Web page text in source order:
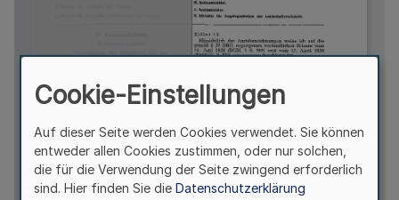
Cookie-Einstellungen
Auf dieser Seite werden Cookies verwendet. Sie können
entweder allen Cookies zustimmen, oder nur solchen,
die für die Verwendung der Seite zwingend erforderlich
sind. Hier finden Sie die Datenschutzerklärung